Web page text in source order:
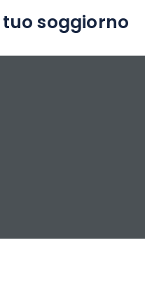
soggiorno